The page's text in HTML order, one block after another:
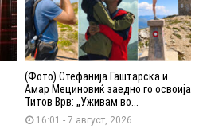
(Фото) Стефанија Гаштарска и
Амар Мециновиќ заедно го освоија
Титов Врв: „Уживам во...
16:01 - 7 август, 2026